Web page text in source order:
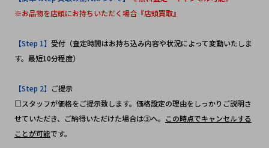
※お品物を店頭にお持ちいただく場合『店頭買取』
【Step 1】 受付（査定時間はお持ち込み内容や状況によって変動いたしま
す。最短10分程度）
【Step 2】 ご提示
□スタッフが価格をご提示致します。価格設定の理由をしっかりご説明さ
せていただき、ご納得いただけた場合は③へ。 この時点でキャンセルする
ことが可能です。